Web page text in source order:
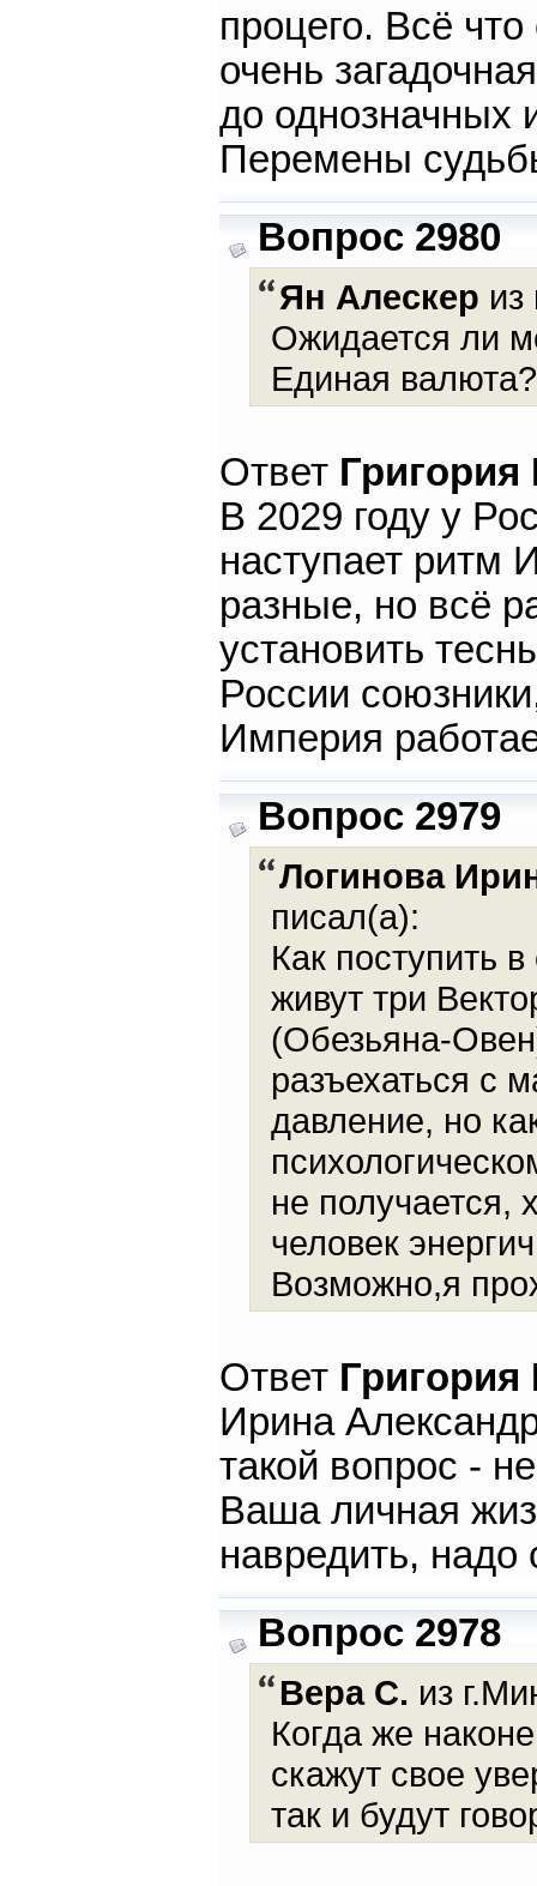
процего. Всё
очень
до однозначных
Перемены
Вопрос 2980
Ян Алескер из
Ожидается ли
Единая валюта?
Ответ
В 2029 году у
наступает ритм
разные, но всё
установить
России
Империя
Вопрос 2979
Логинова
писал(а):
Как поступить
живут три
(Обезьяна-
разъехаться с
давление, но
не получается,
человек
Возможно,я
Ответ
Ирина
такой вопрос -
Ваша личная
навредить, надо
Вопрос 2978
Вера С. из
Когда же
скажут свое
так и будут